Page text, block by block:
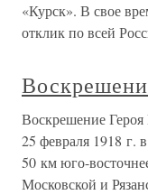
«Курск». В свое
отклик по всей
Воскрешение
25 февраля 1918 г.
50 км юго-
Московской и